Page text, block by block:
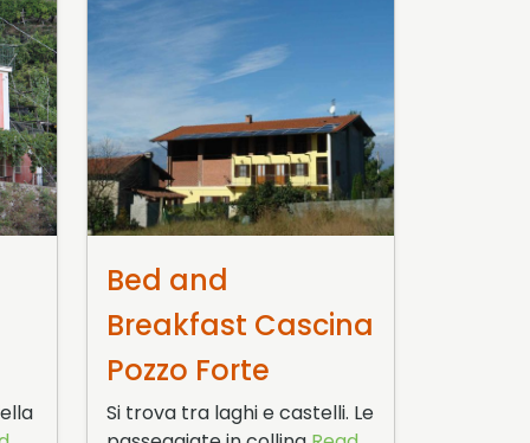
22 Gennaio 2016
Bed and
Breakfast Cascina
Pozzo Forte
Si trova tra laghi e castelli. Le